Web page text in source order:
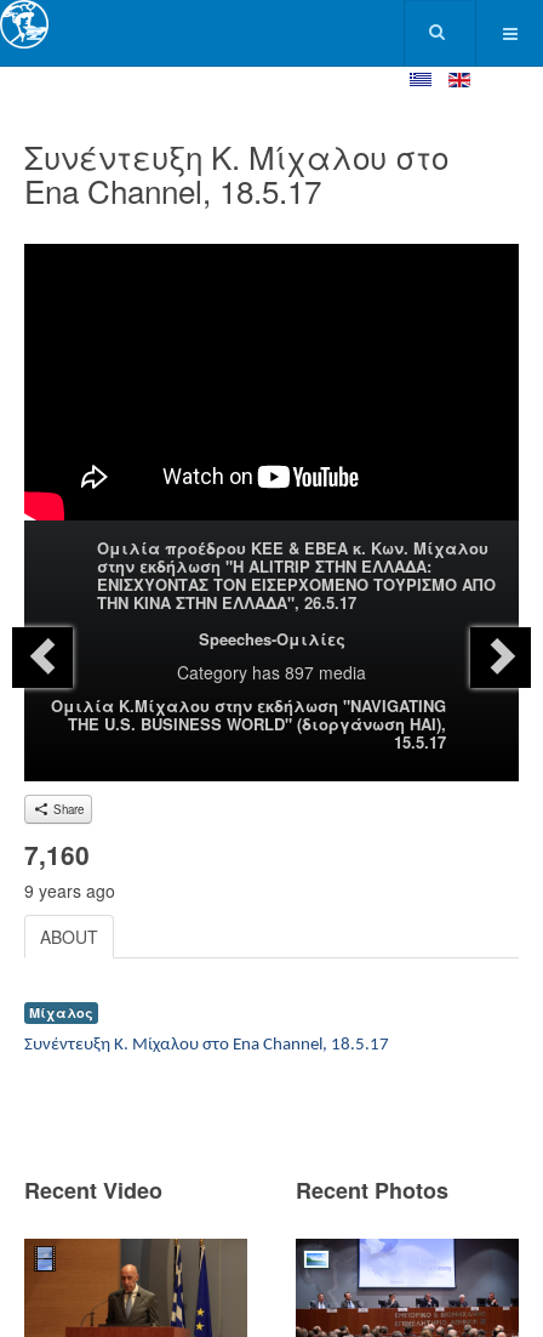
Συνέντευξη Κ. Μίχαλου στο
Ena Channel, 18.5.17
Ομιλία προέδρου ΚΕΕ & ΕΒΕΑ κ. Κων. Μίχαλου
στην εκδήλωση "Η ALITRIP ΣΤΗΝ ΕΛΛΑΔΑ:
ΕΝΙΣΧΥΟΝΤΑΣ ΤΟΝ ΕΙΣΕΡΧΟΜΕΝΟ ΤΟΥΡΙΣΜΟ ΑΠΟ
ΤΗΝ ΚΙΝΑ ΣΤΗΝ ΕΛΛΑΔΑ", 26.5.17
Speeches-Ομιλίες
Category has 897 media
Ομιλία Κ.Μίχαλου στην εκδήλωση "NAVIGATING
THE U.S. BUSINESS WORLD" (διοργάνωση HAI),
15.5.17
Share
7,160
9 years ago
ABOUT
Μίχαλος
Συνέντευξη Κ. Μίχαλου στο Ena Channel , 18.5.17
Recent Video Recent Photos